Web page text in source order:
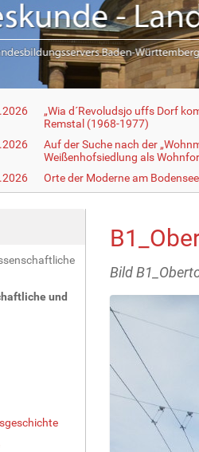
„Wia d´Revoludsjo uffs Dorf
Remstal (1968-1977)
Auf der Suche nach der
Weißenhofsiedlung als
Orte der Moderne am Bodensee
und
Bild